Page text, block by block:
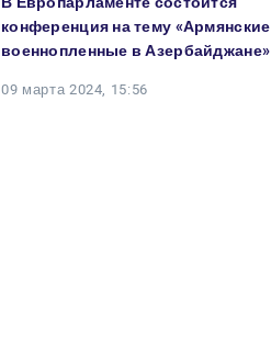
конференция на тему «Армянские
военнопленные в Азербайджане»
09 марта 2024, 15:56